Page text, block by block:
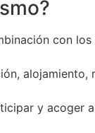
con
alojamiento,
y acoger